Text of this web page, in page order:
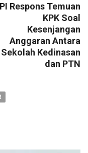
Respons Temuan
KPK Soal
Kesenjangan
Anggaran Antara
Sekolah Kedinasan
dan PTN